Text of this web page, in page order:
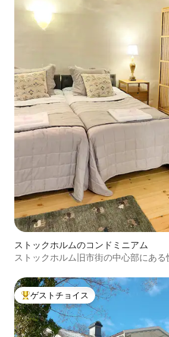
ストックホルムのコンドミニアム
ストックホルム旧市街の中心部にある
大好評のゲストチョイスです。
ゲストチョイス